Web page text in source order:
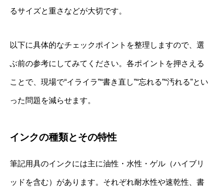
るサイズと重さなどが大切です。
以下に具体的なチェックポイントを整理しますので、選
ぶ前の参考にしてみてください。各ポイントを押さえる
ことで、現場で“イライラ”“書き直し”“忘れる”“汚れる”とい
った問題を減らせます。
インクの種類とその特性
筆記用具のインクには主に油性・水性・ゲル（ハイブリ
ッドを含む）があります。それぞれ耐水性や速乾性、書